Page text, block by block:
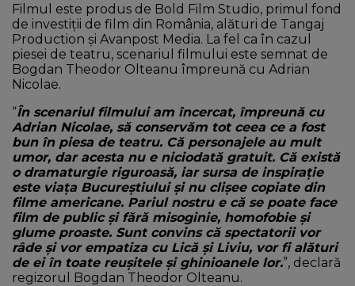
Filmul este produs de Bold Film Studio, primul fond
de investiţii de film din România, alături de Tangaj
Production și Avanpost Media. La fel ca în cazul
piesei de teatru, scenariul filmului este semnat de
Bogdan Theodor Olteanu împreună cu Adrian
Nicolae.
“În scenariul filmului am încercat, împreună cu
Adrian Nicolae, să conservăm tot ceea ce a fost
bun în piesa de teatru. Că personajele au mult
umor, dar acesta nu e niciodată gratuit. Că există
o dramaturgie riguroasă, iar sursa de inspirație
este viața Bucureștiului și nu clișee copiate din
filme americane. Pariul nostru e că se poate face
film de public și fără misoginie, homofobie și
glume proaste. Sunt convins că spectatorii vor
râde și vor empatiza cu Lică și Liviu, vor fi alături
de ei în toate reușitele și ghinioanele lor.”, declară
regizorul Bogdan Theodor Olteanu.